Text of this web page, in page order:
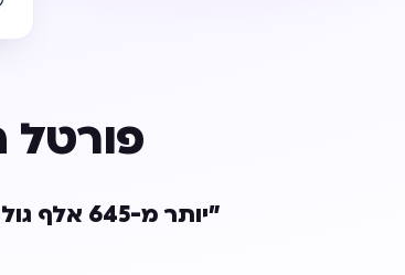
פורטל
יותר מ-645 אלף גולשים אורגניים חדשים במהלך השנה